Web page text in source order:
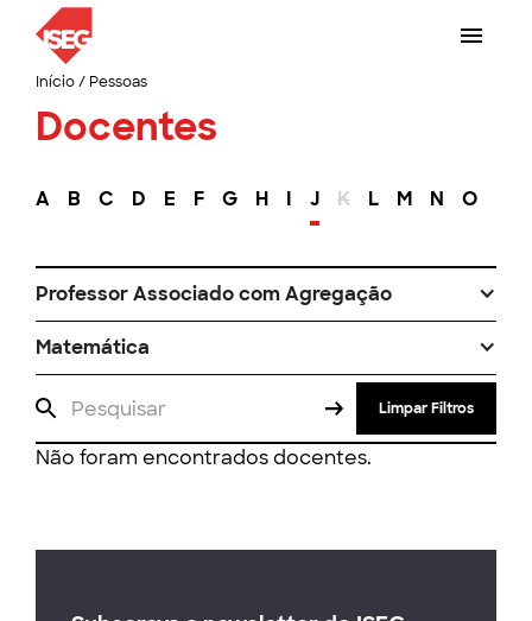
Início/ Pessoas
Docentes
A B C D E F G H I J K L M N O
Professor Associado com Agregação
Matemática
Limpar Filtros
Não foram encontrados docentes.